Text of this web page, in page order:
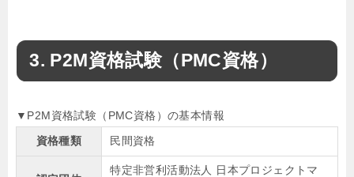
P2M資格試験（PMC資格）
▼P2M資格試験（PMC資格）の基本情報
資格種類 民間資格
特定非営利活動法人 日本プロジェクトマ